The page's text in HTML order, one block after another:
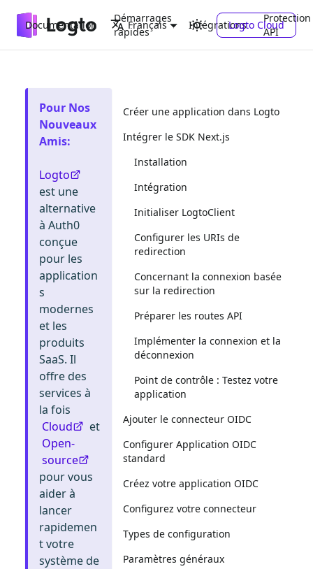
Documentation
Démarrages
rapides
Intégrations
Protection
API
Français Logto Cloud
Pour Nos
Nouveaux
Amis:
Logto
est une
alternative
à Auth0
conçue
pour les
application
s
modernes
et les
produits
SaaS. Il
offre des
services à
la fois
Cloud
et
Open-
source
pour vous
aider à
lancer
rapidemen
t votre
système de
Créer une application dans Logto
Intégrer le SDK Next.js
Installation
Intégration
Initialiser LogtoClient
Configurer les URIs de
redirection
Concernant la connexion basée
sur la redirection
Préparer les routes API
Implémenter la connexion et la
déconnexion
Point de contrôle : Testez votre
application
Ajouter le connecteur OIDC
Configurer Application OIDC
standard
Créez votre application OIDC
Configurez votre connecteur
Types de configuration
Paramètres généraux